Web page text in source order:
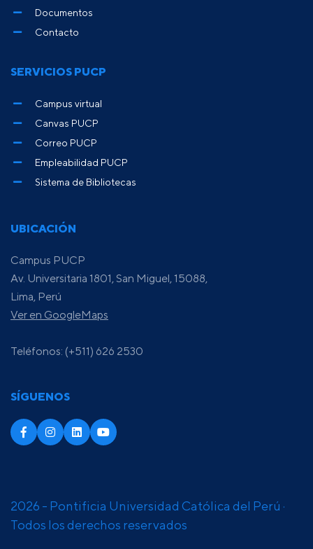
UBICACIÓN
Campus PUCP
Av. Universitaria 1801, San Miguel, 15088,
Lima, Perú
Ver en GoogleMaps
Teléfonos: (+511) 626 2530
SÍGUENOS
Documentos
Contacto
SERVICIOS PUCP
Campus virtual
Canvas PUCP
Correo PUCP
Empleabilidad PUCP
Sistema de Bibliotecas
2026 - Pontificia Universidad Católica del Perú ·
Todos los derechos reservados